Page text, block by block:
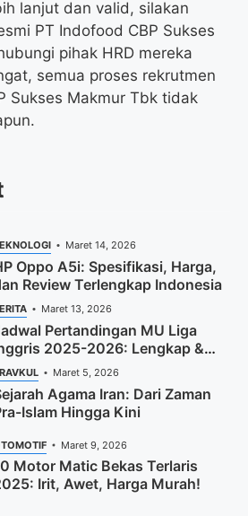
lanjut dan valid, silakan
PT Indofood CBP Sukses
pihak HRD mereka
semua proses rekrutmen
Sukses Makmur Tbk tidak
Maret 14, 2026
Oppo A5i: Spesifikasi, Harga,
Review Terlengkap Indonesia
Maret 13, 2026
Pertandingan MU Liga
2025-2026: Lengkap &
Maret 5, 2026
Agama Iran: Dari Zaman
Islam Hingga Kini
Maret 9, 2026
Motor Matic Bekas Terlaris
Irit, Awet, Harga Murah!